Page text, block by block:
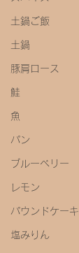
土鍋ご飯
土鍋
豚肩ロース
鮭
魚
パン
ブルーベリー
レモン
パウンドケーキ
塩みりん